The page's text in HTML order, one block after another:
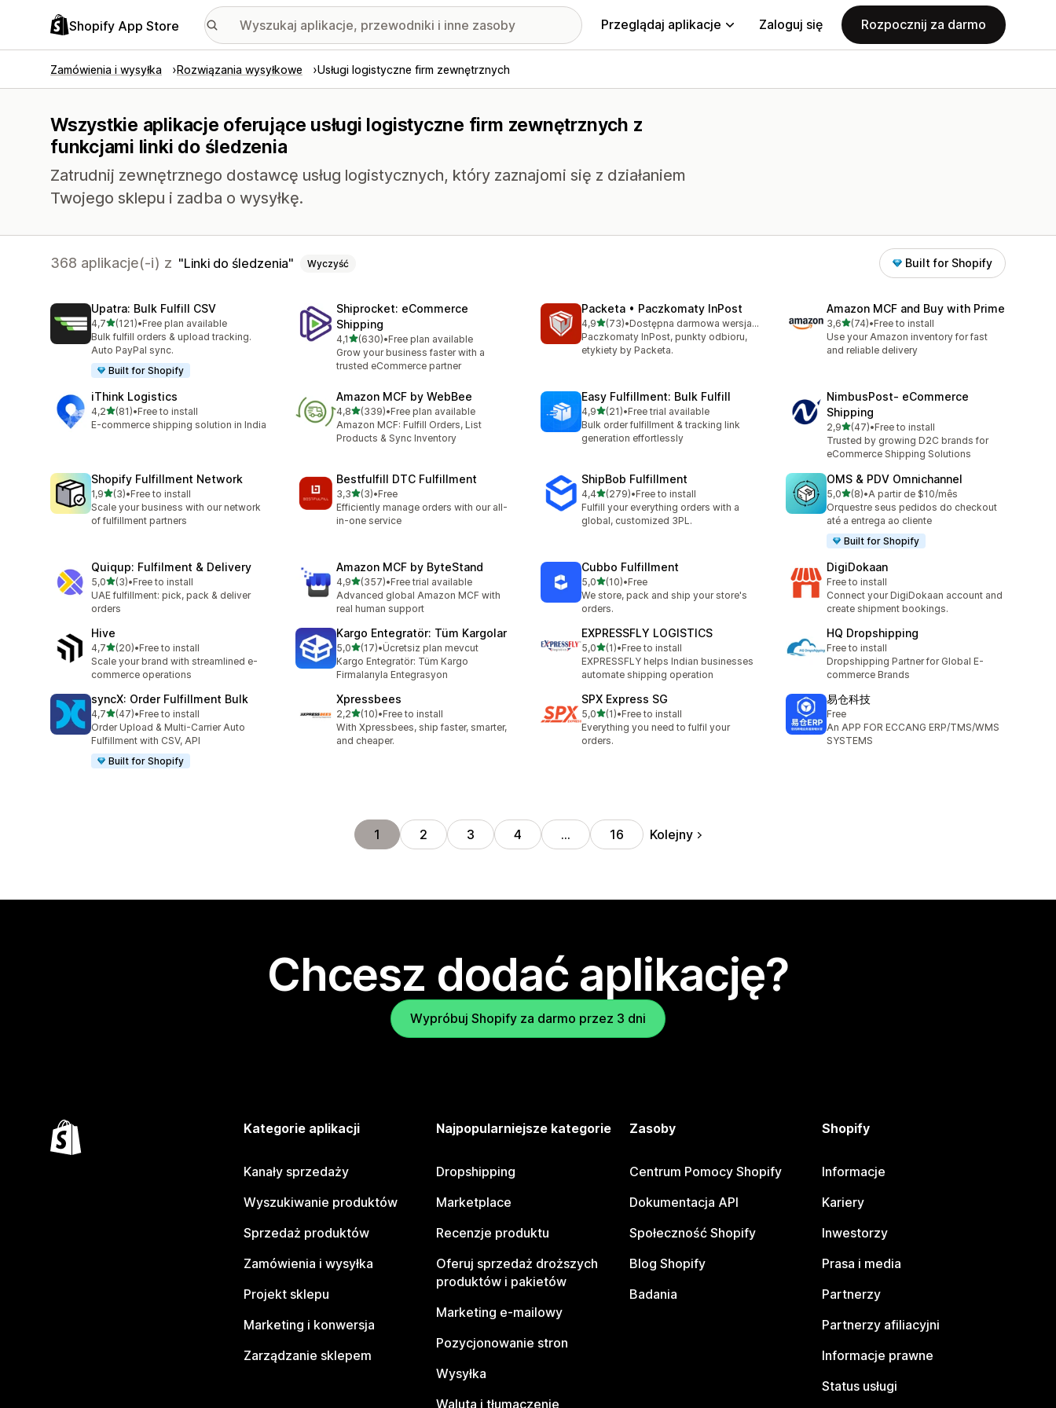
Shopify App Store Przeglądaj aplikacje Zaloguj się Rozpocznij za darmo
Zamówienia i wysyłka Rozwiązania wysyłkowe Usługi logistyczne firm zewnętrznych
Wszystkie aplikacje oferujące usługi logistyczne firm zewnętrznych z
funkcjami linki do śledzenia
Zatrudnij zewnętrznego dostawcę usług logistycznych, który zaznajomi się z działaniem
Twojego sklepu i zadba o wysyłkę.
368 aplikacje(-i) z Linki do śledzenia Wyczyść Built for Shopify
Upatra: Bulk Fulfill CSV
4,7na 5 gwiazdek
(121)
Łączna liczba recenzji: 121
•Free plan available
Bulk fulfill orders & upload tracking.
Auto PayPal sync.
Built for Shopify
Shiprocket: eCommerce
Shipping
4,1na 5 gwiazdek
(630)
Łączna liczba recenzji: 630
•Free plan available
Grow your business faster with a
trusted eCommerce partner
Packeta • Paczkomaty InPost
4,9na 5 gwiazdek
(73)
Łączna liczba recenzji: 73
•
Dostępna darmowa wersja próbna
Paczkomaty InPost, punkty odbioru,
etykiety by Packeta.
Amazon MCF and Buy with Prime
3,6na 5 gwiazdek
(74)
Łączna liczba recenzji: 74
•Free to install
Use your Amazon inventory for fast
and reliable delivery
iThink Logistics
4,2na 5 gwiazdek
(81)
Łączna liczba recenzji: 81
•Free to install
E-commerce shipping solution in India
Amazon MCF by WebBee
4,8na 5 gwiazdek
(339)
Łączna liczba recenzji: 339
•Free plan available
Amazon MCF: Fulfill Orders, List
Products & Sync Inventory
Easy Fulfillment: Bulk Fulfill
4,9na 5 gwiazdek
(21)
Łączna liczba recenzji: 21
•Free trial available
Bulk order fulfillment & tracking link
generation effortlessly
NimbusPost‑ eCommerce
Shipping
2,9na 5 gwiazdek
(47)
Łączna liczba recenzji: 47
•Free to install
Trusted by growing D2C brands for
eCommerce Shipping Solutions
Shopify Fulfillment Network
1,9na 5 gwiazdek
(3)
Łączna liczba recenzji: 3
•Free to install
Scale your business with our network
of fulfillment partners
Bestfulfill DTC Fulfillment
3,3na 5 gwiazdek
(3)
Łączna liczba recenzji: 3
•Free
Efficiently manage orders with our all-
in-one service
ShipBob Fulfillment
4,4na 5 gwiazdek
(279)
Łączna liczba recenzji: 279
•Free to install
Fulfill your everything orders with a
global, customized 3PL.
OMS & PDV Omnichannel
5,0na 5 gwiazdek
(8)
Łączna liczba recenzji: 8
•A partir de $10/mês
Orquestre seus pedidos do checkout
até a entrega ao cliente
Built for Shopify
Quiqup: Fulfilment & Delivery
5,0na 5 gwiazdek
(3)
Łączna liczba recenzji: 3
•Free to install
UAE fulfillment: pick, pack & deliver
orders
Amazon MCF by ByteStand
4,9na 5 gwiazdek
(357)
Łączna liczba recenzji: 357
•Free trial available
Advanced global Amazon MCF with
real human support
Cubbo Fulfillment
5,0na 5 gwiazdek
(10)
Łączna liczba recenzji: 10
•Free
We store, pack and ship your store's
orders.
DigiDokaan
Free to install
Connect your DigiDokaan account and
create shipment bookings.
Hive
4,7na 5 gwiazdek
(20)
Łączna liczba recenzji: 20
•Free to install
Scale your brand with streamlined e-
commerce operations
Kargo Entegratör: Tüm Kargolar
5,0na 5 gwiazdek
(17)
Łączna liczba recenzji: 17
•Ücretsiz plan mevcut
Kargo Entegratör: Tüm Kargo
Firmalarıyla Entegrasyon
EXPRESSFLY LOGISTICS
5,0na 5 gwiazdek
(1)
Łączna liczba recenzji: 1
•Free to install
EXPRESSFLY helps Indian businesses
automate shipping operation
HQ Dropshipping
Free to install
Dropshipping Partner for Global E-
commerce Brands
syncX: Order Fulfillment Bulk
4,7na 5 gwiazdek
(47)
Łączna liczba recenzji: 47
•Free to install
Order Upload & Multi-Carrier Auto
Fulfillment with CSV, API
Built for Shopify
Xpressbees
2,2na 5 gwiazdek
(10)
Łączna liczba recenzji: 10
•Free to install
With Xpressbees, ship faster, smarter,
and cheaper.
SPX Express SG
5,0na 5 gwiazdek
(1)
Łączna liczba recenzji: 1
•Free to install
Everything you need to fulfil your
orders.
易仓科技
Free
An APP FOR ECCANG ERP/TMS/WMS
SYSTEMS
1 2 3 4 … 16 Kolejny
Chcesz dodać aplikację?
Wypróbuj Shopify za darmo przez 3 dni
Kategorie aplikacji
Kanały sprzedaży
Wyszukiwanie produktów
Sprzedaż produktów
Zamówienia i wysyłka
Projekt sklepu
Marketing i konwersja
Zarządzanie sklepem
Najpopularniejsze kategorie
Dropshipping
Marketplace
Recenzje produktu
Oferuj sprzedaż droższych
produktów i pakietów
Marketing e-mailowy
Pozycjonowanie stron
Wysyłka
Waluta i tłumaczenie
Zasoby
Centrum Pomocy Shopify
Dokumentacja API
Społeczność Shopify
Blog Shopify
Badania
Shopify
Informacje
Kariery
Inwestorzy
Prasa i media
Partnerzy
Partnerzy afiliacyjni
Informacje prawne
Status usługi